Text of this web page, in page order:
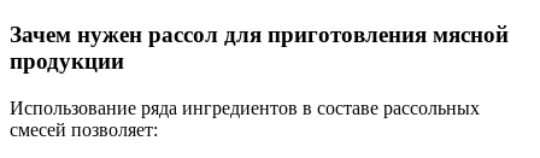
Зачем нужен рассол для приготовления мясной
продукции
Использование ряда ингредиентов в составе рассольных
смесей позволяет: